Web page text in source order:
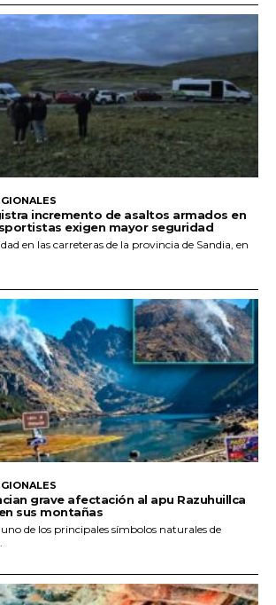
incremento de asaltos armados en
exigen mayor seguridad
en las carreteras de la provincia de Sandia, en
grave afectación al apu Razuhuillca
sus montañas
de los principales símbolos naturales de